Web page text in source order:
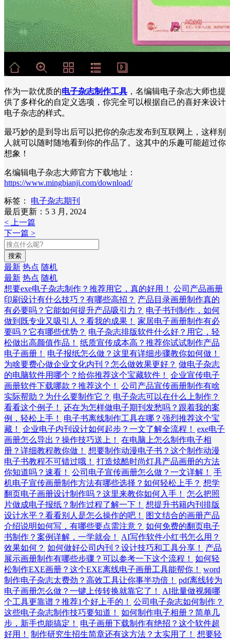
作为一款优质的电子杂志制作工具 ，名编辑电子杂志大师也提
供了多样化的自定义选项，你完全可以根据自己的喜好来设计
电子杂志的样式。
最巧妙的是到导出后可以把你的杂志发布到互联网上，这样别
人就可以随时随地看到你的作品了。这其中的乐趣可能超过你
想象！
名编辑电子杂志大师官方下载地址：
https://www.mingbianji.com/download/
标签：
电子杂志期刊
最后更新：5 3 月, 2024
< 上一篇
下一篇 >
搜索
最新 热点 随机
最新 热点 随机
想要exe电子杂志制作？推荐用它，真的好用！
公司产品画册
印刷设计有什么技巧？有哪些高招？ 产品目录画册制作真的
有必要吗？它能如何提升产品吸引力？ 电子书刊制作，如何
做到既专业又吸引人？看我的成果！
家居电子画册制作有必
要吗？它有哪些优势？ 电子杂志排版软件什么好？用它，轻
松做出高颜值作品！
纸质宣传成本高？推荐你试试制作产品
电子画册！
电子报纸怎么做？这里有详细步骤教你如何做！
为啥要费心做企业文化内刊？怎么做效果更好？ 做电子杂志
的电脑软件用哪个？给你推荐这个宝藏软件！
企业宣传电子
画册软件下载哪款？推荐这个！
公司产品宣传画册制作有啥
实际帮助？为什么要制作它？ 电子杂志可以在什么上制作？
看看这个例子！
还在为怎样做电子期刊发愁吗？跟着我的案
例，轻松上手！
电子书离线制作工具在哪？强烈推荐这个宝
藏！
企业电子内刊设计如何起步？一文了解全流程！
exe电子
画册怎么导出？操作技巧送上！
在电脑上怎么制作电子相
册？详细教程教你做！
想要制作动漫电子书？这个制作动漫
电子书教程不可错过哦！
打造炫酷时尚灯具产品画册的方法
你知道吗？速看！
公司电子宣传画册怎么做？一文详解！
手
机电子宣传画册制作方法有哪些选择？如何轻松上手？ 想学
翻页电子画册设计制作吗？这里来教你如何入手！
怎么把照
片做成电子报纸？制作过程了解一下！
想提升书籍内刊排版
设计水平？看看别人是怎么操作的吧！
图文结合的画册产品
介绍说明如何写，有哪些要点需注意？ 如何免费的翻页电子
书制作？案例详解，一学就会！
AI写作软件小红书怎么用？
效果如何？ 如何做好公司内刊？设计技巧和工具分享！
产品
展示画册制作有哪些步骤？可以参考一下这个流程！
如何轻
松制作EXE画册？这个EXE离线电子画册工具能帮你！
word
制作电子杂志太费劲？高效工具让你事半功倍！
pdf离线转为
电子画册怎么做？一键上传转换就靠它了！
AI批量做视频哪
个工具更靠谱？推荐1个好上手的！
公司电子杂志如何制作？
这些电子杂志制作技巧要知道！
如何制作电子相册？简单几
步，新手也能搞定！
电子画册下载制作有绝招？这个软件超
好用！
制作研究生招生简章还有这方法？太实用了！
想要轻